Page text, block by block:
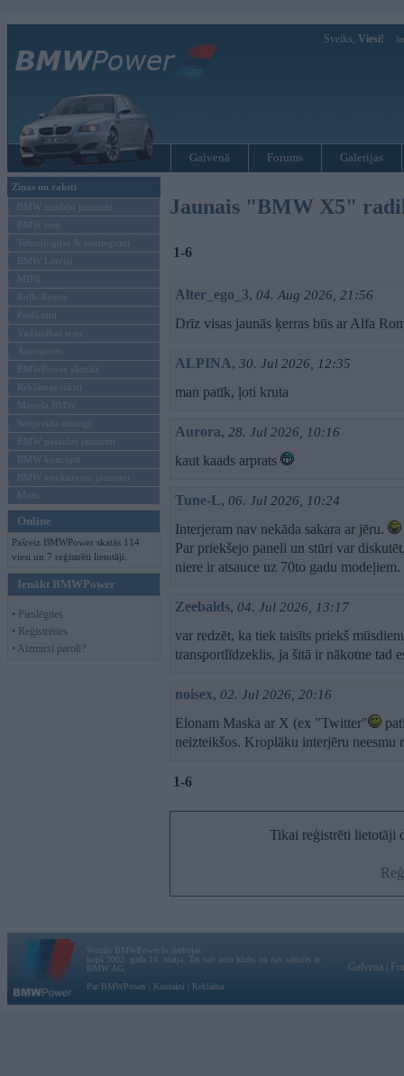
Sveiks, Viesi!
Galvenā Forums Galerijas
Ziņas un raksti
BMW modeļu jaunumi
BMW testi
Tehnoloģijas & sasniegumi
BMW Latvijā
MINI
Rolls-Royce
Pasākumi
Vadāmības tests
Autosports
BMWPower aktuāli
Reklāmas raksti
Mēneša BMW
Sērijveida tūnings
BMW pasaules jaunumi
BMW koncepti
BMW konkurentu jaunumi
Moto
Online
Pašreiz BMWPower skatās 114
viesi un 7 reģistrēti lietotāji.
Ienākt BMWPower
• Pieslēgties
• Reģistrēties
• Aizmirsi paroli?
Jaunais "BMW X5"
1-6
Alter_ego_3, 04. Aug 2026, 21:56
Drīz visas jaunās ķerras būs ar Alfa
ALPINA, 30. Jul 2026, 12:35
man patīk, ļoti kruta
Aurora, 28. Jul 2026, 10:16
kaut kaads arprats
Tune-L, 06. Jul 2026, 10:24
Interjeram nav nekāda sakara ar jēru.
Par priekšejo paneli un stūri var
niere ir atsauce uz 70to gadu
Zeebalds, 04. Jul 2026, 13:17
var redzēt, ka tiek taisīts priekš
transportlīdzeklis, ja šitā ir nākotne tad
noisex, 02. Jul 2026, 20:16
Elonam Maska ar X (ex "Twitter"
neizteikšos. Kroplāku interjēru neesmu
1-6
Tikai reģistrēti lietotāji
Vortāls BMWPower.lv darbojas
kopš 2002. gada 14. maija. Tas nav auto klubs un nav saistīts ar
BMW AG.
Par BMWPower
Kontakti Reklāma
Galvena